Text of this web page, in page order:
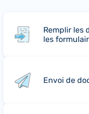
Remplir les
les
Envoi de